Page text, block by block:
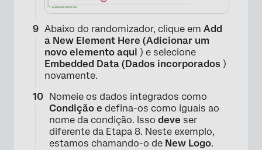
×
Abaixo do randomizador, clique em Add
a New Element Here (Adicionar um
novo elemento aqui ) e selecione
Embedded Data (Dados incorporados )
novamente.
Nomeie os dados integrados como
Condição e defina-os como iguais ao
nome da condição. Isso deve ser
diferente da Etapa 8. Neste exemplo,
estamos chamando-o de New Logo.